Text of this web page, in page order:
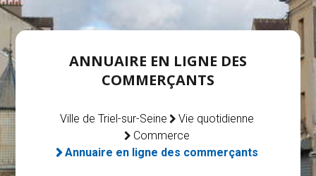
ANNUAIRE EN LIGNE DES
COMMERÇANTS
Ville de Triel-sur-Seine
Vie quotidienne
Commerce
Annuaire en ligne des commerçants